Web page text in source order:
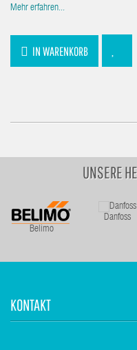
Mehr erfahren...
IN WARENKORB
UNSERE
Belimo
Danfoss
KONTAKT